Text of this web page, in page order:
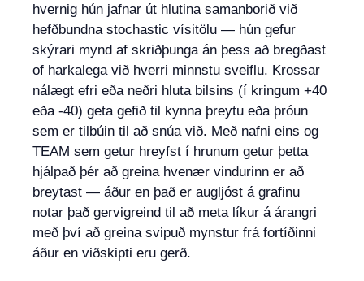
hvernig hún jafnar út hlutina samanborið við
hefðbundna stochastic vísitölu — hún gefur
skýrari mynd af skriðþunga án þess að bregðast
of harkalega við hverri minnstu sveiflu. Krossar
nálægt efri eða neðri hluta bilsins (í kringum +40
eða -40) geta gefið til kynna þreytu eða þróun
sem er tilbúin til að snúa við. Með nafni eins og
TEAM sem getur hreyfst í hrunum getur þetta
hjálpað þér að greina hvenær vindurinn er að
breytast — áður en það er augljóst á grafinu
notar það gervigreind til að meta líkur á árangri
með því að greina svipuð mynstur frá fortíðinni
áður en viðskipti eru gerð.